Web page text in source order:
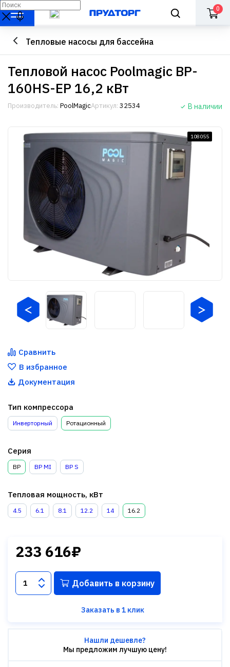
0
Тепловые насосы для бассейна
Тепловой насос Poolmagic BP-
160HS-EP 16,2 кВт
Производитель: PoolMagicАртикул: 32534 В наличии
108055
Сравнить
В избранное
Документация
Тип компрессора
Инверторный Ротационный
Серия
BP BP MI BP S
Тепловая мощность, кВт
4.5 6.1 8.1 12.2 14 16.2
233 616₽
Добавить в корзину
Заказать в 1 клик
Нашли дешевле?
Мы предложим лучшую цену!